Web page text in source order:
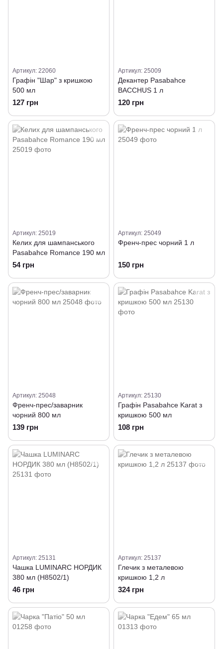
Артикул: 22060
Графін "Шар" з кришкою
500 мл
127 грн
Артикул: 25009
Декантер Pasabahce
BACCHUS 1 л
120 грн
Артикул: 25019
Келих для шампанського
Pasabahce Romance 190 мл
54 грн
Артикул: 25049
Френч-прес чорний 1 л
150 грн
Артикул: 25048
Френч-прес/заварник
чорний 800 мл
139 грн
Артикул: 25130
Графін Pasabahce Karat з
кришкою 500 мл
108 грн
Артикул: 25131
Чашка LUMINARC НОРДИК
380 мл (H8502/1)
46 грн
Артикул: 25137
Глечик з металевою
кришкою 1,2 л
324 грн